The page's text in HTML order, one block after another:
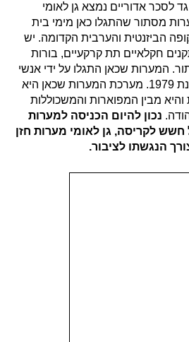
לסכר אדוריים נמצא גן לאומי
מסתור שהתגלו כאן מימי בית
הביזנטית והערבית הקדומה. יש
חקלאיים תת קרקעיים, בורות
המערות שכאן התגלו על ידי אנשי
מושב אמציה הסמוך בשנת 1979. מערכת המערות שכאן היא
והיא מבין המפוארות והמשכוללות
נכון להיום הכניסה למערות
חשש לקריסה, גן לאומי מערות חזן
הנגשתו לציבור.